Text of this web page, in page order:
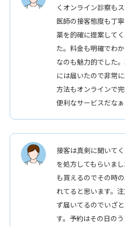
くオンライン診察も
医師の接客態度も丁
薬を的確に提案して
た。料金も明確でわ
なのも魅力的でした
には届いたので非常
方法もオンラインで
便利なサービスだなぁ
接客は真剣に聞いて
を処方してもらいま
も買えるのでその時
れてると思います。
ず届いてるのでいざ
す。予約はその日の